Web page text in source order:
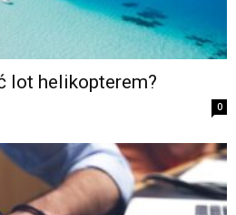
lot helikopterem?
0